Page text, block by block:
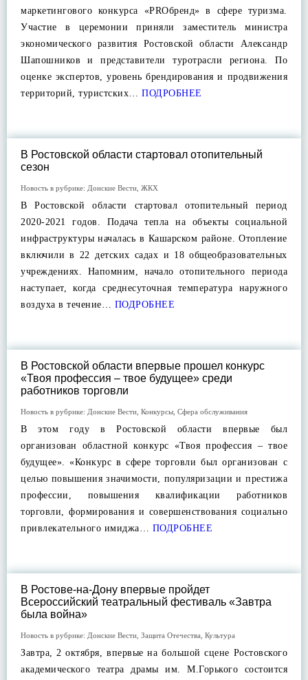
маркетингового конкурса «PROбренд» в сфере туризма.
Участие в церемонии приняли заместитель министра
экономического развития Ростовской области Александр
Шапошников и представители туротрасли региона. По
оценке экспертов, уровень брендирования и продвижения
территорий, туристских… ПОДРОБНЕЕ
В Ростовской области стартовал отопительный
сезон
Новость в рубрике: Донские Вести ЖКХ
В Ростовской области стартовал отопительный период
2020-2021 годов. Подача тепла на объекты социальной
инфраструктуры началась в Кашарском районе. Отопление
включили в 22 детских садах и 18 общеобразовательных
учреждениях. Напомним, начало отопительного периода
наступает, когда среднесуточная температура наружного
воздуха в течение… ПОДРОБНЕЕ
В Ростовской области впервые прошел конкурс
«Твоя профессия – твое будущее» среди
работников торговли
Новость в рубрике: Донские Вести Конкурсы Сфера обслуживания
В этом году в Ростовской области впервые был
организован областной конкурс «Твоя профессия – твое
будущее». «Конкурс в сфере торговли был организован с
целью повышения значимости, популяризации и престижа
профессии, повышения квалификации работников
торговли, формирования и совершенствования социально
привлекательного имиджа… ПОДРОБНЕЕ
В Ростове-на-Дону впервые пройдет
Всероссийский театральный фестиваль «Завтра
была война»
Новость в рубрике: Донские Вести Защита Отечества Культура
Завтра, 2 октября, впервые на большой сцене Ростовского
академического театра драмы им. М.Горького состоится